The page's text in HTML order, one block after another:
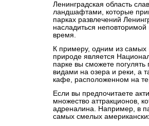
Ленинградская область
ландшафтами, которые
парках развлечений
насладиться
время.
К примеру, одним из
природе является
парке вы сможете
видами на озера и реки, а
кафе, расположенном на
Если вы предпочитаете
множество аттракционов,
адреналина. Например, в
самых смелых